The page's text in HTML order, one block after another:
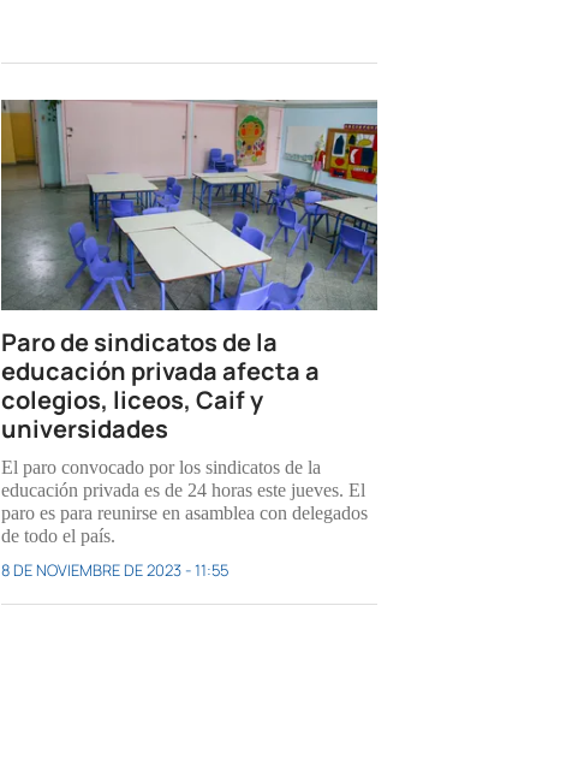
Paro de sindicatos de la
educación privada afecta a
colegios, liceos, Caif y
universidades
El paro convocado por los sindicatos de la
educación privada es de 24 horas este jueves. El
paro es para reunirse en asamblea con delegados
de todo el país.
8 DE NOVIEMBRE DE 2023 - 11:55